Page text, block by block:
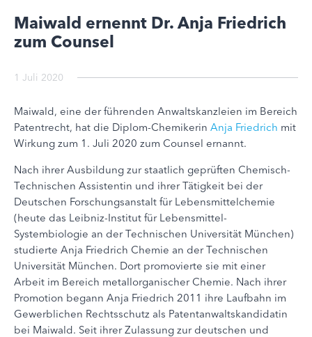
Maiwald ernennt Dr. Anja Friedrich
zum Counsel
1 Juli 2020
Maiwald, eine der führenden Anwaltskanzleien im Bereich
Patentrecht, hat die Diplom-Chemikerin Anja Friedrich mit
Wirkung zum 1. Juli 2020 zum Counsel ernannt.
Nach ihrer Ausbildung zur staatlich geprüften Chemisch-
Technischen Assistentin und ihrer Tätigkeit bei der
Deutschen Forschungsanstalt für Lebensmittelchemie
(heute das Leibniz-Institut für Lebensmittel-
Systembiologie an der Technischen Universität München)
studierte Anja Friedrich Chemie an der Technischen
Universität München. Dort promovierte sie mit einer
Arbeit im Bereich metallorganischer Chemie. Nach ihrer
Promotion begann Anja Friedrich 2011 ihre Laufbahn im
Gewerblichen Rechtsschutz als Patentanwaltskandidatin
bei Maiwald. Seit ihrer Zulassung zur deutschen und